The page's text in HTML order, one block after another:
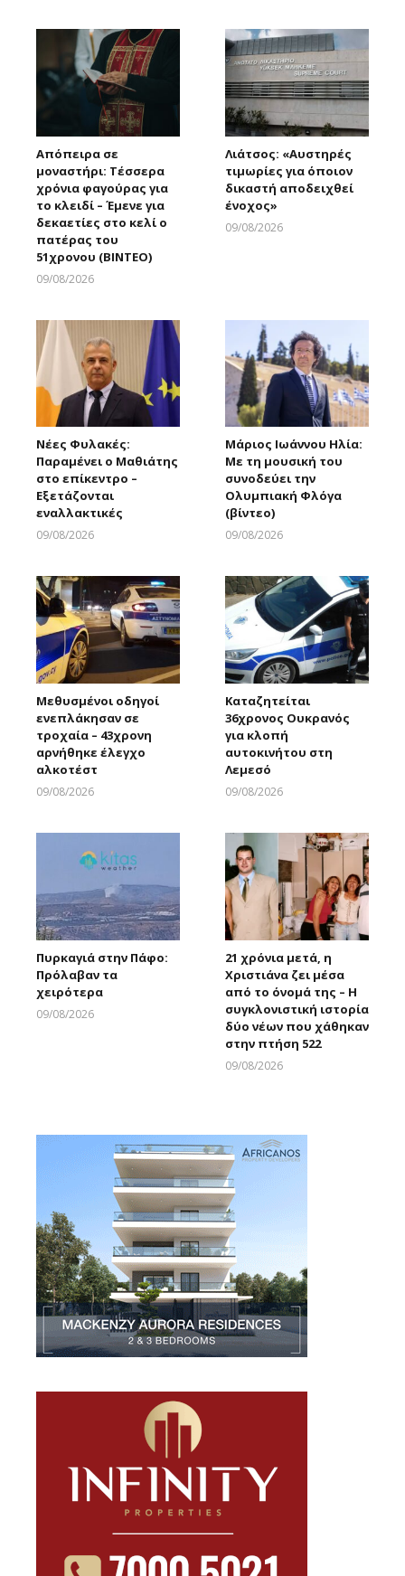
Απόπειρα σε
μοναστήρι: Τέσσερα
χρόνια φαγούρας για
το κλειδί – Έμενε για
δεκαετίες στο κελί ο
πατέρας του
51χρονου (ΒΙΝΤΕΟ)
09/08/2026
Λιάτσος: «Αυστηρές
τιμωρίες για όποιον
δικαστή αποδειχθεί
ένοχος»
09/08/2026
Νέες Φυλακές:
Παραμένει ο Μαθιάτης
στο επίκεντρο –
Εξετάζονται
εναλλακτικές
09/08/2026
Μάριος Ιωάννου Ηλία:
Με τη μουσική του
συνοδεύει την
Ολυμπιακή Φλόγα
(βίντεο)
09/08/2026
Μεθυσμένοι οδηγοί
ενεπλάκησαν σε
τροχαία – 43χρονη
αρνήθηκε έλεγχο
αλκοτέστ
09/08/2026
Καταζητείται
36χρονος Ουκρανός
για κλοπή
αυτοκινήτου στη
Λεμεσό
09/08/2026
Πυρκαγιά στην Πάφο:
Πρόλαβαν τα
χειρότερα
09/08/2026
21 χρόνια μετά, η
Χριστιάνα ζει μέσα
από το όνομά της – Η
συγκλονιστική ιστορία
δύο νέων που χάθηκαν
στην πτήση 522
09/08/2026